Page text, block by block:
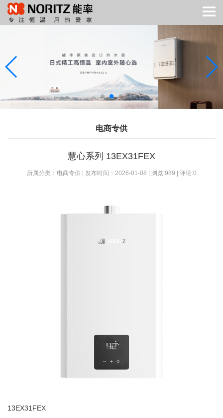
电商专供
慧心系列 13EX31FEX
所属分类：电商专供 | 发布时间：2026-01-08 | 浏览:989 | 评论:0
13EX31FEX